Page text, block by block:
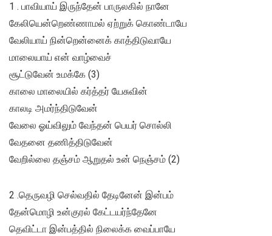
1 . பாவியாய் இருந்தேன் பாருலகில் நானே
கேலியென்றெண்ணாமல் ஏற்றுக் கொண்டாயே
வேலியாய் நின்றென்னைக் காத்திடுவாயே
மாலையாய் என் வாழ்வைச்
சூட்டுவேன் உமக்கே (3)
காலை மாலையில் கர்த்தர் யேசுவின்
காலடி அமர்ந்திடுவேன்
வேலை ஓய்விலும் வேந்தன் பெயர் சொல்லி
வேதனை தணித்திடுவேன்
வேறில்லை தஞ்சம் ஆறுதல் உன் நெஞ்சம் (2)
2 .தெருவழி செல்வதில் தேடினேன் இன்பம்
தேன்மொழி உன்குரல் கேட்டயர்ந்தேனே
தெவிட்டா இன்பத்தில் நிலைக்க வைப்பாயே